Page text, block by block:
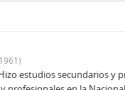
estudios secundarios y